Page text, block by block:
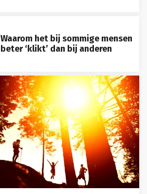
Waarom het bij sommige mensen
beter ‘klikt’ dan bij anderen